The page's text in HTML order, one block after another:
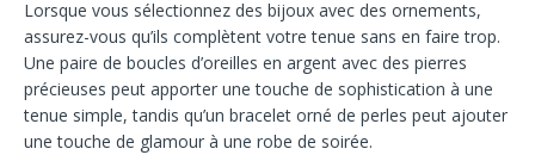
Lorsque vous sélectionnez des bijoux avec des ornements,
assurez-vous qu’ils complètent votre tenue sans en faire trop.
Une paire de boucles d’oreilles en argent avec des pierres
précieuses peut apporter une touche de sophistication à une
tenue simple, tandis qu’un bracelet orné de perles peut ajouter
une touche de glamour à une robe de soirée.